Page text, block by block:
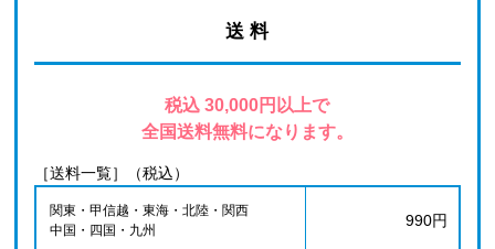
送 料
税込 30,000円以上で
全国送料無料になります。
［送料一覧］（税込）
関東・甲信越・東海・北陸・関西
中国・四国・九州
990円